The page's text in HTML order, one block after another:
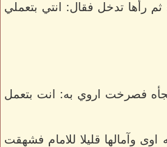
رأها تدخل فقال: انتي بتعملي
فصرخت اروي به: انت بتعمل
وآمالها قليلا للامام فشهقت